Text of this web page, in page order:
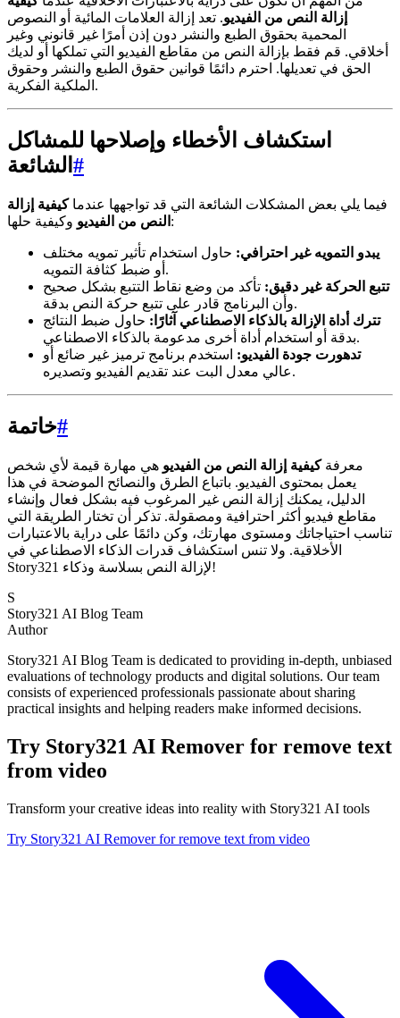
إزالة النص من الفيديو. تعد إزالة العلامات المائية أو النصوص
المحمية بحقوق الطبع والنشر دون إذن أمرًا غير قانوني وغير
أخلاقي. قم فقط بإزالة النص من مقاطع الفيديو التي تملكها أو لديك
الحق في تعديلها. احترم دائمًا قوانين حقوق الطبع والنشر وحقوق
الملكية الفكرية.
استكشاف الأخطاء وإصلاحها للمشاكل
الشائعة #
فيما يلي بعض المشكلات الشائعة التي قد تواجهها عندماكيفية إزالة
النص من الفيديو وكيفية حلها:
يبدو التمويه غير احترافي: حاول استخدام تأثير تمويه مختلف
أو ضبط كثافة التمويه.
تتبع الحركة غير دقيق: تأكد من وضع نقاط التتبع بشكل صحيح
وأن البرنامج قادر على تتبع حركة النص بدقة.
تترك أداة الإزالة بالذكاء الاصطناعي آثارًا: حاول ضبط النتائج
بدقة أو استخدام أداة أخرى مدعومة بالذكاء الاصطناعي.
تدهورت جودة الفيديو: استخدم برنامج ترميز غير ضائع أو
عالي معدل البت عند تقديم الفيديو وتصديره.
خاتمة#
معرفةكيفية إزالة النص من الفيديو هي مهارة قيمة لأي شخص
يعمل بمحتوى الفيديو. باتباع الطرق والنصائح الموضحة في هذا
الدليل، يمكنك إزالة النص غير المرغوب فيه بشكل فعال وإنشاء
مقاطع فيديو أكثر احترافية ومصقولة. تذكر أن تختار الطريقة التي
تناسب احتياجاتك ومستوى مهارتك، وكن دائمًا على دراية بالاعتبارات
الأخلاقية. ولا تنس استكشاف قدرات الذكاء الاصطناعي في
Story321 لإزالة النص بسلاسة وذكاء!
S
Story321 AI Blog Team
Author
Story321 AI Blog Team is dedicated to providing in-depth, unbiased
evaluations of technology products and digital solutions. Our team
consists of experienced professionals passionate about sharing
practical insights and helping readers make informed decisions.
Try Story321 AI Remover for remove text
from video
Transform your creative ideas into reality with Story321 AI tools
Try Story321 AI Remover for remove text from video